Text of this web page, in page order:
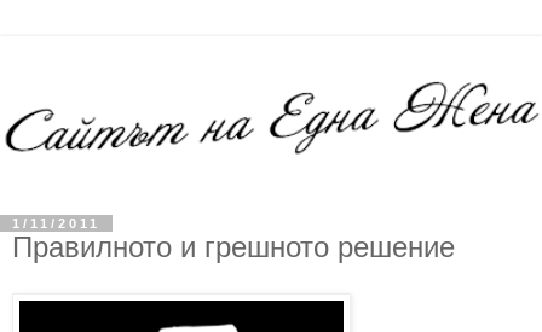
1/11/2011
Правилното и грешното решение